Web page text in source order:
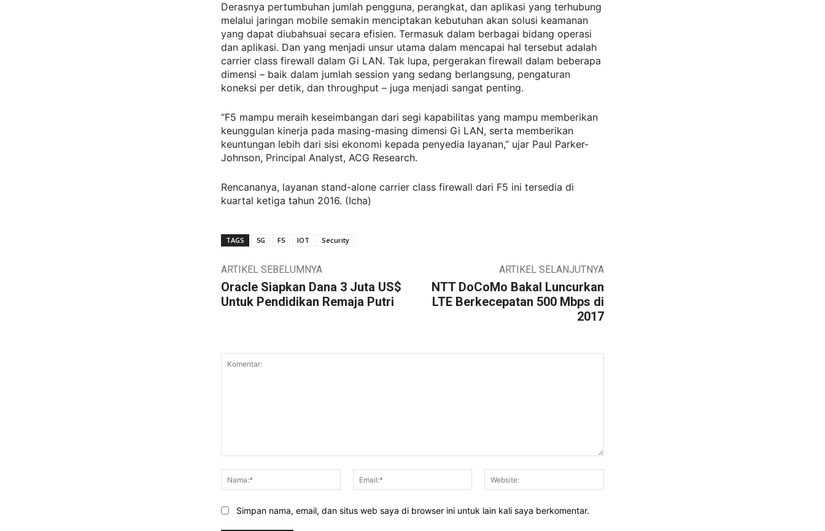
Derasnya pertumbuhan jumlah pengguna, perangkat, dan aplikasi yang terhubung
melalui jaringan mobile semakin menciptakan kebutuhan akan solusi keamanan
yang dapat diubahsuai secara efisien. Termasuk dalam berbagai bidang operasi
dan aplikasi. Dan yang menjadi unsur utama dalam mencapai hal tersebut adalah
carrier class firewall dalam Gi LAN. Tak lupa, pergerakan firewall dalam beberapa
dimensi – baik dalam jumlah session yang sedang berlangsung, pengaturan
koneksi per detik, dan throughput – juga menjadi sangat penting.
“F5 mampu meraih keseimbangan dari segi kapabilitas yang mampu memberikan
keunggulan kinerja pada masing-masing dimensi Gi LAN, serta memberikan
keuntungan lebih dari sisi ekonomi kepada penyedia layanan,” ujar Paul Parker-
Johnson, Principal Analyst, ACG Research.
Rencananya, layanan stand-alone carrier class firewall dari F5 ini tersedia di
kuartal ketiga tahun 2016. (Icha)
TAGS 5G F5 IOT Security
ARTIKEL SEBELUMNYA
Oracle Siapkan Dana 3 Juta US$
Untuk Pendidikan Remaja Putri
ARTIKEL SELANJUTNYA
NTT DoCoMo Bakal Luncurkan
LTE Berkecepatan 500 Mbps di
2017
Nama:*
Email:*
Simpan nama, email, dan situs web saya di browser ini untuk lain kali saya berkomentar.